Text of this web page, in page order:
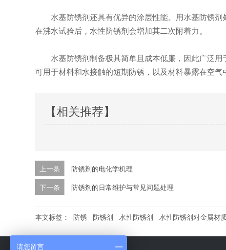
水基防锈剂还具有优异的涂层性能。用水基防锈剂
在沸水试验后，水性防锈剂会增加其二次附着力。
水基防锈剂制备极其简单且成本低廉，因此广泛用
可用于材料和水接触的短期防锈，以及材料暴露在空气
【相关推荐】
上一条
防锈剂的电化学机理
下一条 防锈剂的日常维护与常见问题处理
本文标签： 防锈 防锈剂 水性防锈剂 水性防锈剂对金属材
请您留言